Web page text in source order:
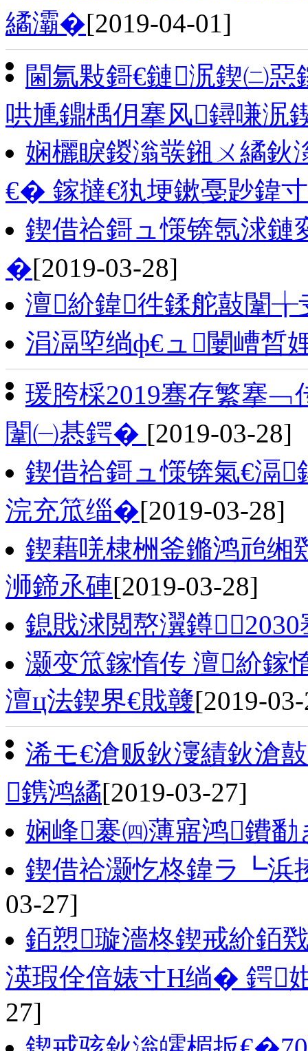
繘灞�[2019-04-01]
閫氱敤鎶€鏈泦鍥㈡
哄尰鐤楀仴搴风鐞嗛泦
娴欐睙鍐滃彂鎺ㄨ繘鈥
€� 鎵撻€犱埂鏉戞尟鍏
鍥借祫鎶ュ憡锛氬浗
�[2019-03-28]
澶紒鍏徃鍒舵敼闈
涓滆埅绱ф€ュ闄嶆晳
瑗胯棌2019骞存繁搴
闈㈠惎鍔� [2019-03-28]
鍥借祫鎶ュ憡锛氣€滆
浣充笟缁�[2019-03-28]
鍥藉唴棣栦釜鏅鸿兘缃
浉鍗氶硨[2019-03-28]
鎴戝浗閲嶅瀷鐏
灏变笟鎵惰传 澶紒鎵
澶ц法鍥界€戝竷[2019-
浠モ€滄贩鈥濅績鈥滄
鎸鸿繘[2019-03-27]
娴峰褰㈣薄寤鸿鐨
鍥借祫灏忔柊鍏ラ┗浜
03-27]
銆愬璇濇柊鍥戒紒銆
渶瑕佺偣婊寸Н绱� 鍔
27]